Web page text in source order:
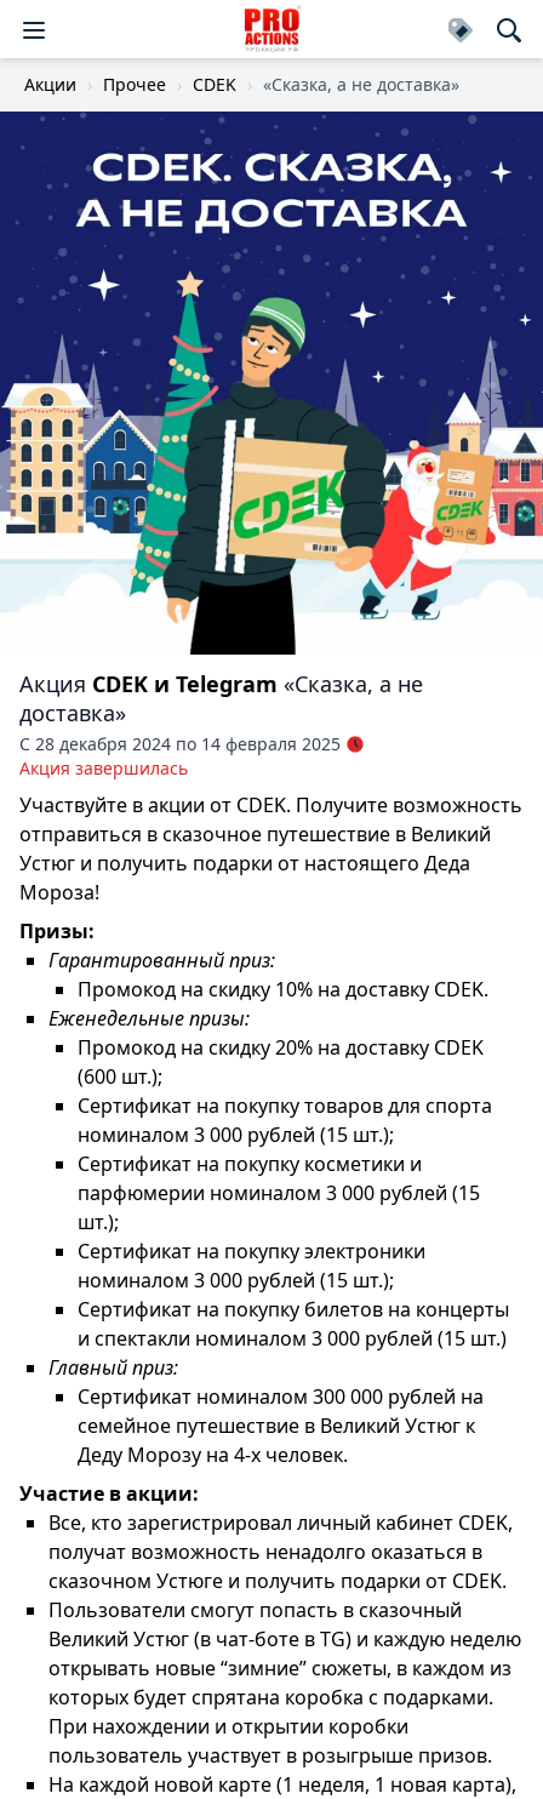
Акции Прочее CDEK «Сказка, а не доставка»
Акция CDEK и Telegram «Сказка, а не
доставка»
С 28 декабря 2024 по 14 февраля 2025
Акция завершилась
Участвуйте в акции от CDEK. Получите возможность
отправиться в сказочное путешествие в Великий
Устюг и получить подарки от настоящего Деда
Мороза!
Призы:
Гарантированный приз:
Промокод на скидку 10% на доставку CDEK.
Еженедельные призы:
Промокод на скидку 20% на доставку CDEK
(600 шт.);
Сертификат на покупку товаров для спорта
номиналом 3 000 рублей (15 шт.);
Сертификат на покупку косметики и
парфюмерии номиналом 3 000 рублей (15
шт.);
Сертификат на покупку электроники
номиналом 3 000 рублей (15 шт.);
Сертификат на покупку билетов на концерты
и спектакли номиналом 3 000 рублей (15 шт.)
Главный приз:
Сертификат номиналом 300 000 рублей на
семейное путешествие в Великий Устюг к
Деду Морозу на 4-х человек.
Участие в акции:
Все, кто зарегистрировал личный кабинет CDEK,
получат возможность ненадолго оказаться в
сказочном Устюге и получить подарки от CDEK.
Пользователи смогут попасть в сказочный
Великий Устюг (в чат-боте в TG) и каждую неделю
открывать новые “зимние” сюжеты, в каждом из
которых будет спрятана коробка с подарками.
При нахождении и открытии коробки
пользователь участвует в розыгрыше призов.
На каждой новой карте (1 неделя, 1 новая карта),